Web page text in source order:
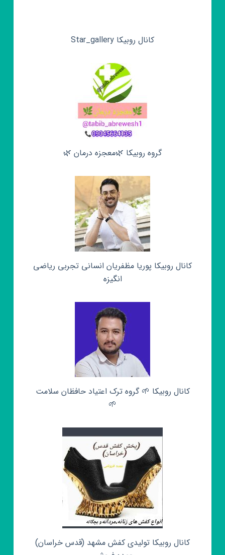
کانال روبیکا Star_gallery
گروه روبیکا 🌿معجزه درمان 🌿
کانال روبیکا پوریا مظفریان انسانی تجربی ریاضی
انگیزه
کانال روبیکا 🌱 گروه ترک اعتیاد حافظان سلامت
🌱
کانال روبیکا تولیدی کفش مشهد (قدس خراسان)